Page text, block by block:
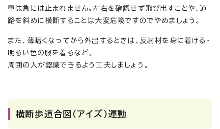
車は急には止まれません。左右を確認せず飛び出すことや、道
路を斜めに横断することは大変危険ですのでやめましょう。
また、薄暗くなってから外出するときは、反射材を身に着ける・
明るい色の服を着るなど、
周囲の人が認識できるよう工夫しましょう。
横断歩道合図（アイズ）運動